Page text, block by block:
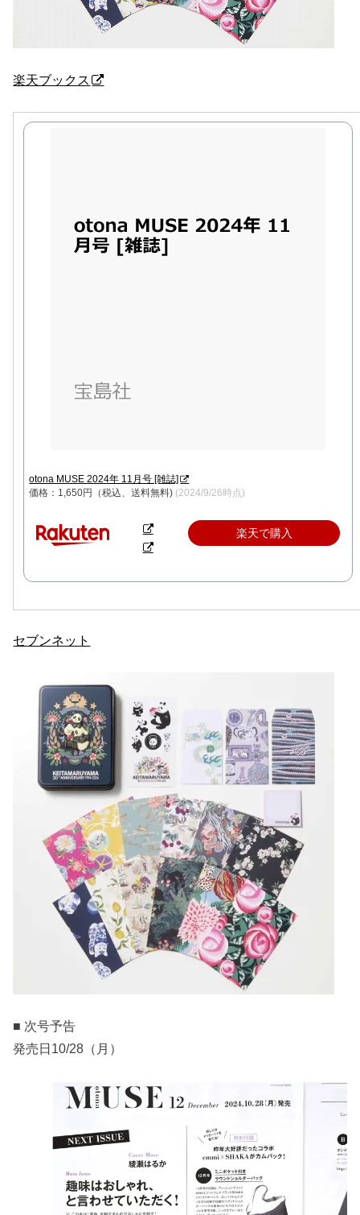
楽天ブックス
otona MUSE 2024年 11月号 [雑誌]
価格：1,650円（税込、送料無料) (2024/9/26時点)
楽天で購入
セブンネット
■ 次号予告
発売日10/28（月）